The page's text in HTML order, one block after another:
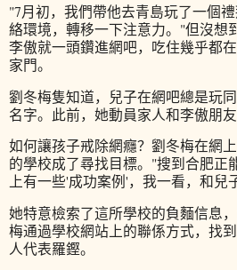
"7月初，我們帶他去青島玩了一個
絡環境，轉移一下注意力。"但沒想
李傲就一頭鑽進網吧，吃住幾乎都
家門。
劉冬梅隻知道，兒子在網吧總是玩
名字。此前，她動員家人和李傲朋
如何讓孩子戒除網癮？劉冬梅在網
的學校成了尋找目標。"搜到合肥正
上有一些'成功案例'，我一看，和兒
她特意檢索了這所學校的負麵信息
梅通過學校網站上的聯係方式，找
人代表羅鏗。